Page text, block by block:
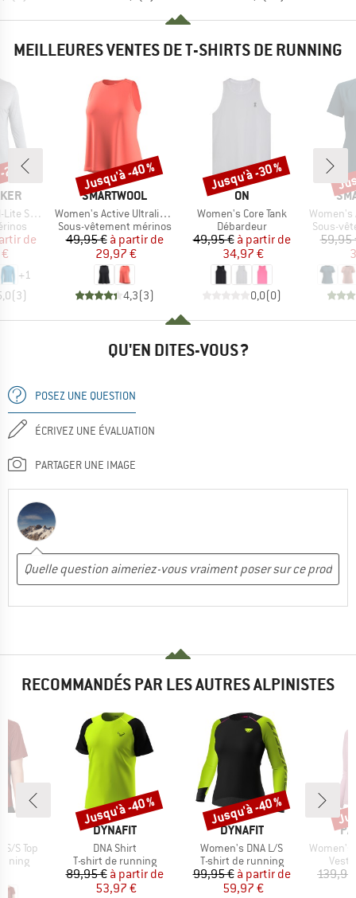
MEILLEURES VENTES DE T-SHIRTS DE RUNNING
III L/S Tee
réduit
de
+1
(3)
%
MARQUE
SMARTWOOL
Article
Women's Active Ultralite High Neck Tank
Product group
Sous-vêtement mérinos
Prix
49,95 € Prix réduit
à partir de
29,97 €
4,3(3)
Remise
Jusqu'à -40 %
MARQUE
ON
Article
Women's Core Tank
Product group
Débardeur
Prix
49,95 € Prix réduit
à partir de
34,97 €
0,0(0)
Remise
Jusqu'à -30 %
Article
Women's
Product
Sous-
59,95
QU'EN DITES-VOUS ?
POSEZ UNE QUESTION
ÉCRIVEZ UNE ÉVALUATION
PARTAGER UNE IMAGE
RECOMMANDÉS PAR LES AUTRES ALPINISTES
S Top
MARQUE
DYNAFIT
Article
DNA Shirt
Product group
T-shirt de running
Prix
89,95 € Prix réduit
à partir de
53,97 €
Remise
Jusqu'à -40 %
MARQUE
DYNAFIT
Article
Women's DNA L/S
Product group
T-shirt de running
Prix
99,95 € Prix réduit
à partir de
59,97 €
Remise
Jusqu'à -40 %
Article
Women's